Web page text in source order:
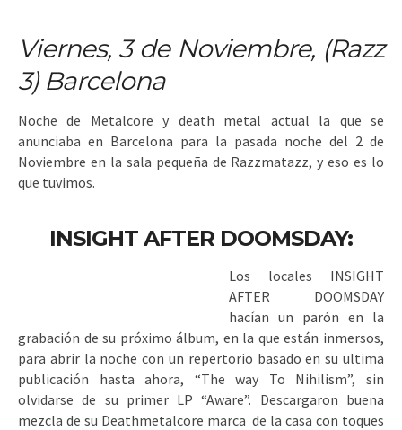
Viernes, 3 de Noviembre, (Razz
3) Barcelona
Noche de Metalcore y death metal actual la que se
anunciaba en Barcelona para la pasada noche del 2 de
Noviembre en la sala pequeña de Razzmatazz, y eso es lo
que tuvimos.
INSIGHT AFTER DOOMSDAY:
Los locales INSIGHT
AFTER DOOMSDAY
hacían un parón en la
grabación de su próximo álbum, en la que están inmersos,
para abrir la noche con un repertorio basado en su ultima
publicación hasta ahora, “The way To Nihilism”, sin
olvidarse de su primer LP “Aware”. Descargaron buena
mezcla de su Deathmetalcore marca de la casa con toques